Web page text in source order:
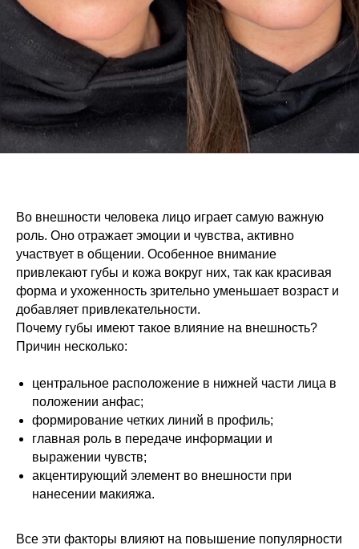
Во внешности человека лицо играет самую важную
роль. Оно отражает эмоции и чувства, активно
участвует в общении. Особенное внимание
привлекают губы и кожа вокруг них, так как красивая
форма и ухоженность зрительно уменьшает возраст и
добавляет привлекательности.
Почему губы имеют такое влияние на внешность?
Причин несколько:
центральное расположение в нижней части лица в
положении анфас;
формирование четких линий в профиль;
главная роль в передаче информации и
выражении чувств;
акцентирующий элемент во внешности при
нанесении макияжа.
Все эти факторы влияют на повышение популярности